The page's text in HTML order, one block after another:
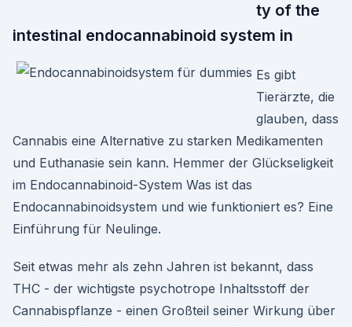
ty of the
intestinal endocannabinoid system in
Es gibt
Tierärzte, die
glauben, dass
Cannabis eine Alternative zu starken Medikamenten
und Euthanasie sein kann. Hemmer der Glückseligkeit
im Endocannabinoid-System Was ist das
Endocannabinoidsystem und wie funktioniert es? Eine
Einführung für Neulinge.
Seit etwas mehr als zehn Jahren ist bekannt, dass
THC - der wichtigste psychotrope Inhaltsstoff der
Cannabispflanze - einen Großteil seiner Wirkung über